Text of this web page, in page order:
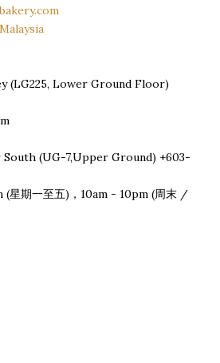
(LG225, Lower Ground Floor)
South (UG-7,Upper Ground) +603-
(星期一至五)，10am - 10pm (周末 /